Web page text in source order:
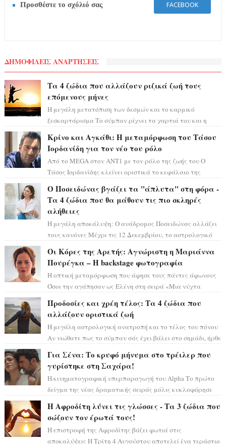
Προσθέστε το σχόλιό σας FACEBOOK
ΔΗΜΟΦΙΛΕΙΣ ΑΝΑΡΤΗΣΕΙΣ
Τα 4 ζώδια που αλλάζουν ριζικά ζωή τους
επόμενους μήνες
Η μεγάλη μετατόπιση των δεσμών και το καρμικό
ξεσκαρτάρισμα Το σύμπαν ρίχνει τα χαρτιά του και η
Κρίνο και Αγκάθι: Η μεταμόρφωση του Τάσου
Ιορδανίδη για τον νέο του ρόλο
Από το MEGA στον ΑΝΤ1 με τον ρόλο της ζωής του Ο
Τάσος Ιορδανίδης κλείνει οριστικά το κεφάλαιο της
Ο Ποσειδώνας βγάζει τα "άπλυτα" στη φόρα -
Τα 4 ζώδια που θα μάθουν τις πιο σκληρές
αλήθειες
Η μεγάλη αποκάλυψη: Ο ανάδρομος Ποσειδώνας αλλάζει
τους κανόνες Μέχρι τις 12 Δεκεμβρίου, το αστρολογικό
Οι Κόρες της Αρετής: Αγνώριστη η Μαριάννα
Πουρέγκα – H backstage φωτογραφία
Η οπτική μεταμόρφωση που άφησε τους πάντες άφωνους
Όσοι την αγάπησαν ως Ελένη στη σειρά «Μια νύχτα
Προδοσίες και χρέη τέλος: Τα 4 ζώδια που
αλλάζουν οριστικά ζωή
Η μεγάλη αστρολογική ανατροπή και το τέλος του πόνου
Αν νιώθατε πως το σύμπαν σάς έχει βάλει στο σημάδι, ήρθε
Για Σένα: Το κρυφό μήνυμα στο τρέιλερ που
γυρίστηκε στη Σαχάρα!
Η κινηματογραφική υπερπαραγωγή του Alpha Το πρώτο
δείγμα της νέας δραματικής σειράς μόλις κυκλοφόρησε
Η Αφροδίτη λύνει τις γλώσσες - Τα 3 ζώδια που
σώζουν τον έρωτά τους!
Η επιστροφή της Αφροδίτης βάζει φωτιά στις
αποκαλύψεις Η Τρίτη 4 Αυγούστου αποτελεί ένα τεράστιο